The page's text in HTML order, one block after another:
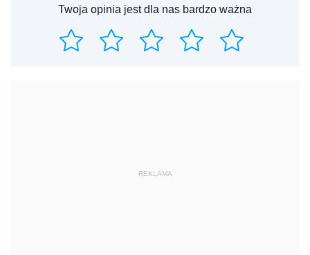
Twoja opinia jest dla nas bardzo ważna
REKLAMA